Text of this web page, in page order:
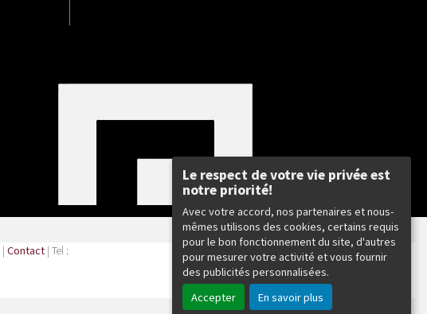
Le respect de votre vie privée est
notre priorité!
Avec votre accord, nos partenaires et nous-
mêmes utilisons des cookies, certains requis
pour le bon fonctionnement du site, d'autres
pour mesurer votre activité et vous fournir
des publicités personnalisées.
Accepter
En savoir plus
| Contact | Tel :